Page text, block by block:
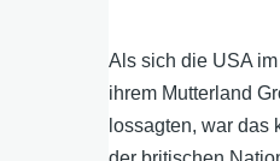
Als sich die USA
ihrem Mutterland
lossagten, war das